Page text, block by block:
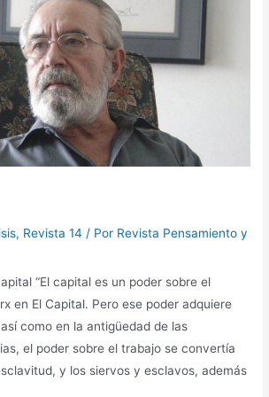
, Revista 14 / Por Revista Pensamiento y
“El capital es un poder sobre el
en El Capital. Pero ese poder adquiere
como en la antigüedad de las
el poder sobre el trabajo se convertía
y los siervos y esclavos, además